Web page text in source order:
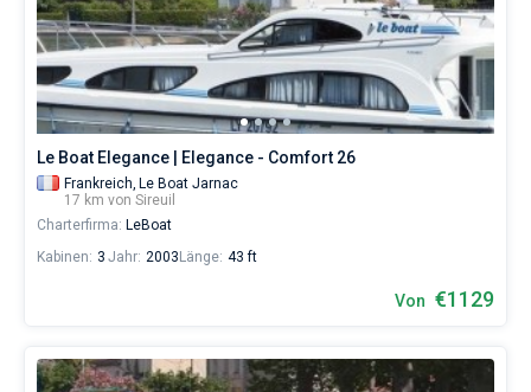
Le Boat Elegance | Elegance - Comfort 26
Frankreich, Le Boat Jarnac
17 km von Sireuil
Charterfirma: LeBoat
Kabinen: 3 Jahr: 2003 Länge: 43 ft
Von €1129